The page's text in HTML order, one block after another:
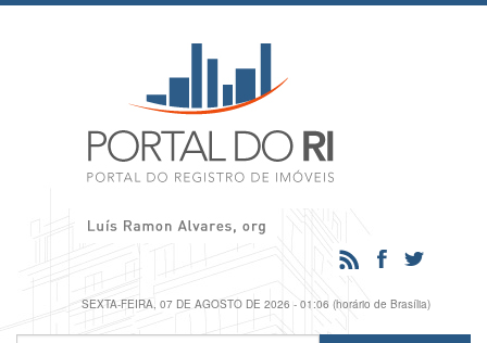
SEXTA-FEIRA, 07 DE AGOSTO DE 2026 - 01:06 (horário de Brasília)